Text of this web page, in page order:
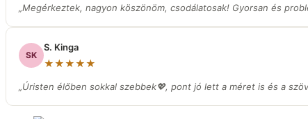
„Megérkeztek, nagyon köszönöm, csodálatosak! Gyorsan és
SK
S. Kinga
★★★★★
„Úristen élőben sokkal szebbek💖, pont jó lett a méret is és a